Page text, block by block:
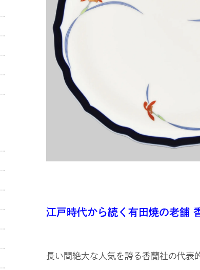
江戸時代から続く有田焼の老舗
長い間絶大な人気を誇る香蘭社の代表